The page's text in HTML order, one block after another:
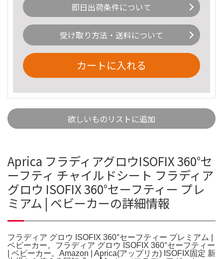
即日出荷条件について
受け取り方法・送料について
カートに入れる
欲しいものリストに追加
Aprica フラディアグロウISOFIX 360°セ
ーフティ チャイルドシート フラディア
グロウ ISOFIX 360°セーフティー プレ
ミアム | ベビーカーの詳細情報
フラディア グロウ ISOFIX 360°セーフティー プレミアム |
ベビーカー。フラディア グロウ ISOFIX 360°セーフティー
| ベビーカー。Amazon | Aprica(アップリカ) ISOFIX固定 新